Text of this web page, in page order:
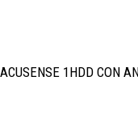
1HDD CON